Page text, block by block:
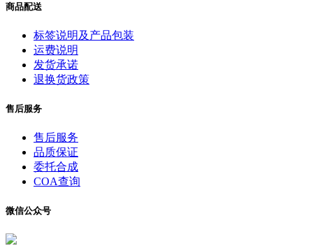
商品配送
标签说明及产品包装
运费说明
发货承诺
退换货政策
售后服务
售后服务
品质保证
委托合成
COA查询
微信公众号